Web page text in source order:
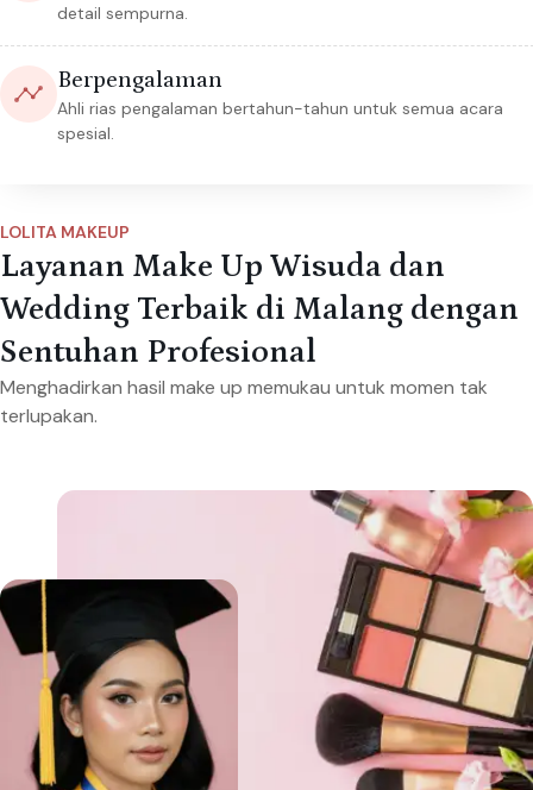
detail sempurna.
Berpengalaman
Ahli rias pengalaman bertahun-tahun untuk semua acara
spesial.
LOLITA MAKEUP
Layanan Make Up Wisuda dan
Wedding Terbaik di Malang dengan
Sentuhan Profesional
Menghadirkan hasil make up memukau untuk momen tak
terlupakan.